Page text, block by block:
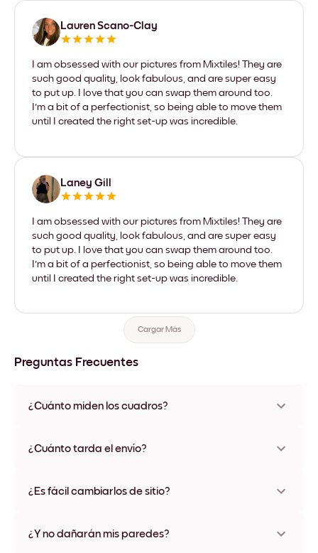
Lauren Scano-Clay
I am obsessed with our pictures from Mixtiles! They are
such good quality, look fabulous, and are super easy
to put up. I love that you can swap them around too.
I'm a bit of a perfectionist, so being able to move them
until I created the right set-up was incredible.
Laney Gill
I am obsessed with our pictures from Mixtiles! They are
such good quality, look fabulous, and are super easy
to put up. I love that you can swap them around too.
I'm a bit of a perfectionist, so being able to move them
until I created the right set-up was incredible.
Cargar Más
Preguntas Frecuentes
¿Cuánto miden los cuadros?
varios materiales y colores de marco, incluidas opciones sin
¿Cuánto tarda el envío?
disponibles en algunos países. Te enviaremos un número de
¿Es fácil cambiarlos de sitio?
ningún daño
¿Y no dañarán mis paredes?